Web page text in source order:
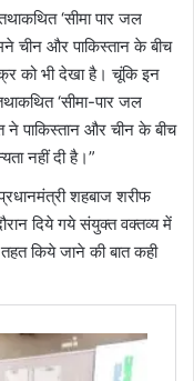
‘सीमा पार जल
चीन और पाकिस्तान के बीच
को भी देखा है। चूंकि इन
‘सीमा-पार जल
ने पाकिस्तान और चीन के बीच
नहीं दी है।”
शहबाज शरीफ
दिये गये संयुक्त वक्तव्य में
किये जाने की बात कही